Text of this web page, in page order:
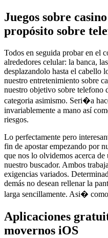
Juegos sobre
propósito sobre
Todos en seguida probar en el
alrededores celular: la banca,
desplazandolo hasta el cabello
nuestro entretenimiento sobre
nuestro objetivo sobre telefono
categoria asimismo. Seri�a
invariablemente a mano así­
riesgos.
Lo perfectamente pero
fin de apostar empezando por
que nos lo olvidemos acerca de
nuestro buscador. Ambos
exigencias variados.
demás no desean rellenar la
larga sencillamente. Asi�
Aplicaciones
movernos iOS